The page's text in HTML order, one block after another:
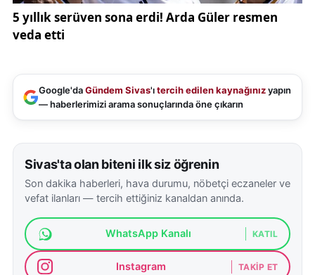
Google'daGündem Sivas'ıtercih edilen kaynağınızyapın
— haberlerimizi arama sonuçlarında öne çıkarın
Sivas'ta olan biteni ilk siz öğrenin
Son dakika haberleri, hava durumu, nöbetçi eczaneler ve
vefat ilanları — tercih ettiğiniz kanaldan anında.
WhatsApp Kanalı KATIL
Instagram TAKIP ET